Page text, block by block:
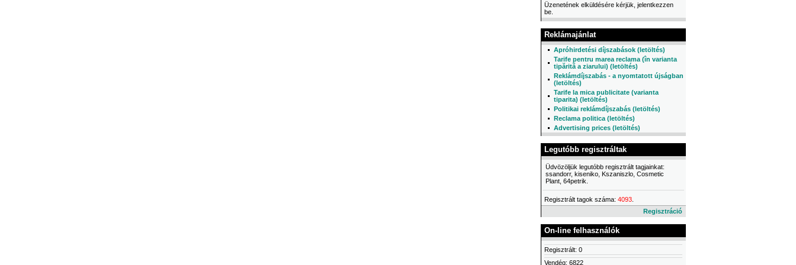
Üzenetének elküldésére kérjük, jelentkezzen
be.
Reklámajánlat
Apróhirdetési díjszabások (letöltés)
Tarife pentru marea reclama (în varianta
tipărită a ziarului) (letöltés)
Reklámdíjszabás - a nyomtatott újságban
(letöltés)
Tarife la mica publicitate (varianta
tiparita) (letöltés)
Politikai reklámdíjszabás (letöltés)
Reclama politica (letöltés)
Advertising prices (letöltés)
Legutóbb regisztráltak
Üdvözöljük legutóbb regisztrált tagjainkat:
ssandorr, kiseniko, Kszaniszlo, Cosmetic
Plant, 64petrik.
Regisztrált tagok száma: 4093
Regisztráció
On-line felhasználók
Regisztrált: 0
Vendég: 6822